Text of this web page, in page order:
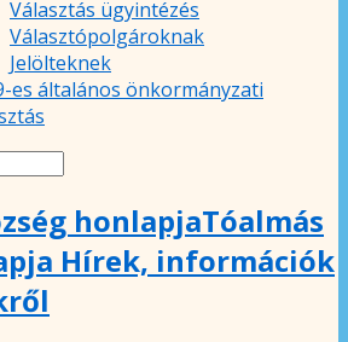
Választás ügyintézés
Választópolgároknak
Jelölteknek
es általános önkormányzati
Tóalmás
Hírek, információk